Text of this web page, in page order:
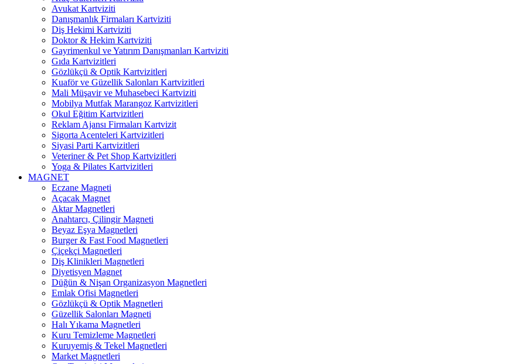
Avukat Kartviziti
Danışmanlık Firmaları Kartviziti
Diş Hekimi Kartviziti
Doktor & Hekim Kartviziti
Gayrimenkul ve Yatırım Danışmanları Kartviziti
Gıda Kartvizitleri
Gözlükçü & Optik Kartvizitleri
Kuaför ve Güzellik Salonları Kartvizitleri
Mali Müşavir ve Muhasebeci Kartviziti
Mobilya Mutfak Marangoz Kartvizitleri
Okul Eğitim Kartvizitleri
Reklam Ajansı Firmaları Kartvizit
Sigorta Acenteleri Kartvizitleri
Siyasi Parti Kartvizitleri
Veteriner & Pet Shop Kartvizitleri
Yoga & Pilates Kartvizitleri
MAGNET
Eczane Magneti
Açacak Magnet
Aktar Magnetleri
Anahtarcı, Çilingir Magneti
Beyaz Eşya Magnetleri
Burger & Fast Food Magnetleri
Çiçekçi Magnetleri
Diş Klinikleri Magnetleri
Diyetisyen Magnet
Düğün & Nişan Organizasyon Magnetleri
Emlak Ofisi Magnetleri
Gözlükçü & Optik Magnetleri
Güzellik Salonları Magneti
Halı Yıkama Magnetleri
Kuru Temizleme Magnetleri
Kuruyemiş & Tekel Magnetleri
Market Magnetleri